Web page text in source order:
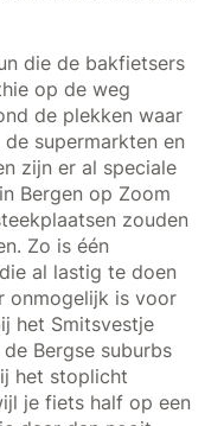
die de bakfietsers
op de weg
de plekken waar
supermarkten en
zijn er al speciale
Bergen op Zoom
zouden
Zo is één
al lastig te doen
onmogelijk is voor
het Smitsvestje
Bergse suburbs
het stoplicht
je fiets half op een